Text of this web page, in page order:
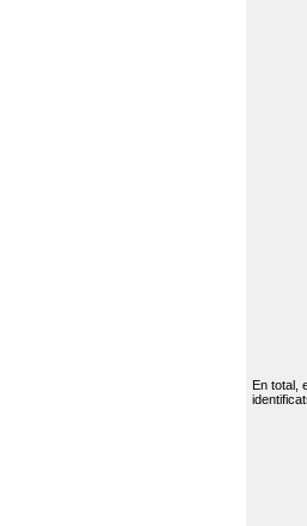
En total,